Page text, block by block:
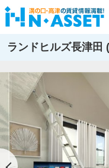
ランドヒルズ長津田 (